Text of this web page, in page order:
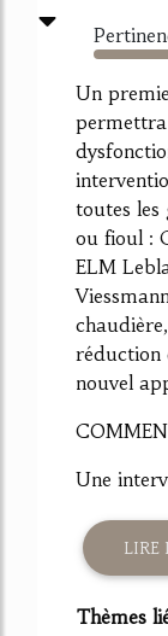
708%
Un
toutes les
ou fioul :
ELM
réduction
nouvel
Une
LIRE
Thèmes